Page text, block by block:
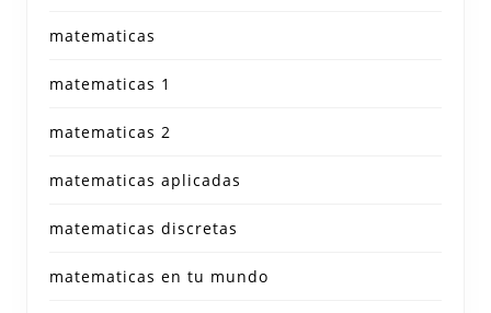
matematicas
matematicas 1
matematicas 2
matematicas aplicadas
matematicas discretas
matematicas en tu mundo